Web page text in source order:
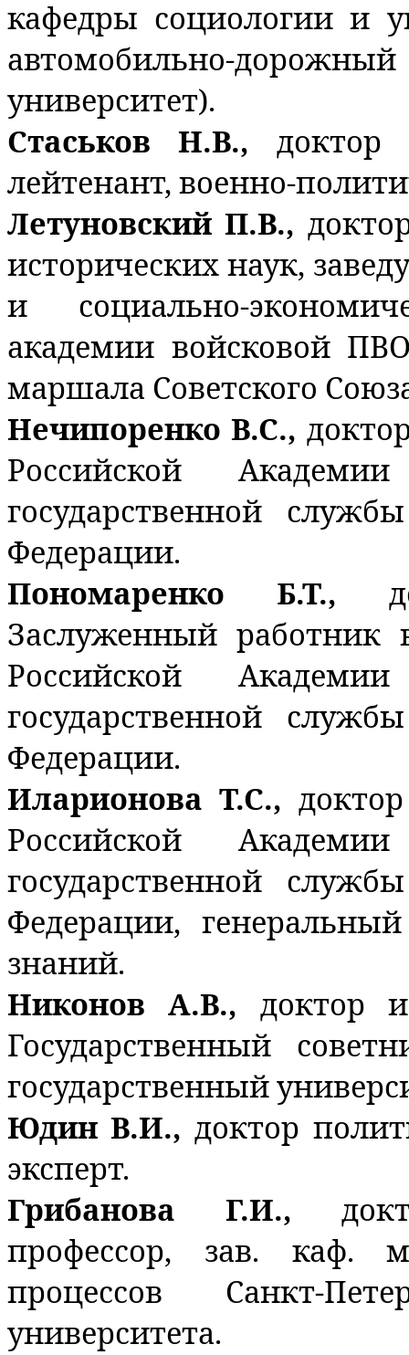
кафедры социологии и
автомобильно-дорожный
университет).
Стаськов Н.В., доктор
лейтенант, военно-
Летуновский П.В.,
исторических наук,
и социально-
академии войсковой
маршала Советского
Нечипоренко В.С.,
Российской
государственной
Федерации.
Пономаренко Б.Т.,
Заслуженный
Российской
государственной
Федерации.
Иларионова Т.С.,
Российской
государственной
Федерации,
знаний.
Никонов А.В., доктор
Государственный
государственный
Юдин В.И.,доктор
эксперт.
Грибанова Г.И.,
профессор, зав. каф.
процессов Санкт-
университета.